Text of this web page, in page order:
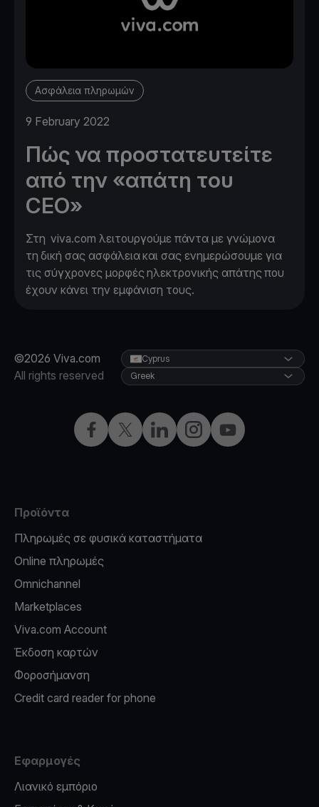
Ασφάλεια πληρωμών
9 February 2022
Πώς να προστατευτείτε
από την «απάτη του
CEO»
Στη viva.com λειτουργούμε πάντα με γνώμονα
τη δική σας ασφάλεια και σας ενημερώσουμε για
τις σύγχρονες μορφές ηλεκτρονικής απάτης που
έχουν κάνει την εμφάνιση τους.
©2026 Viva.com
All rights reserved
Facebook
X LinkedInInstagramYouTube
Cyprus
Greek
Προϊόντα
Πληρωμές σε φυσικά καταστήματα
Online πληρωμές
Omnichannel
Marketplaces
Viva.com Account
Έκδοση καρτών
Φοροσήμανση
Credit card reader for phone
Εφαρμογές
Λιανικό εμπόριο